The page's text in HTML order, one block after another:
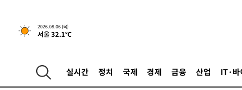
2026.08.06 (목)
서울 32.1℃
실시간 정치 국제 경제 금융 산업 IT·바
-15181초 전 >[속보]합참 "北 발사체는 단거리탄도미사일…감시·경계태세 강
화"
-14929초 전 >日방위성, 北이 동해로 쏜 발사체는 탄도미사일 가능성
-12765초 전 >
[속보]합참 "북, 동해상으로 미상 발사체 발사"
-12161초 전 >